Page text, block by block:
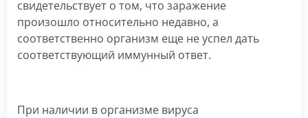
свидетельствует о том, что заражение
произошло относительно недавно, а
соответственно организм еще не успел дать
соответствующий иммунный ответ.
При наличии в организме вируса